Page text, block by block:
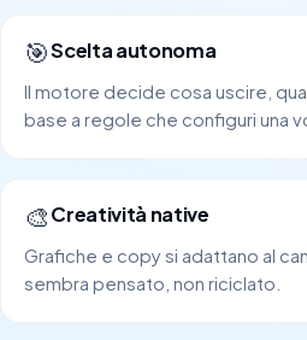
🎯Scelta autonoma
Il motore decide cosa uscire,
base a regole che configuri una
🎨Creatività native
Grafiche e copy si adattano al
sembra pensato, non riciclato.